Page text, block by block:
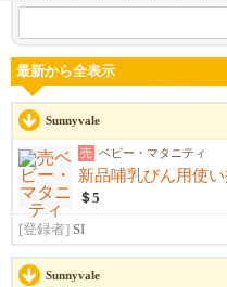
最新から全表示
Sunnyvale
売 ベビー・マタニティ
新品哺乳びん用使
＄5
[登録者] SI
Sunnyvale